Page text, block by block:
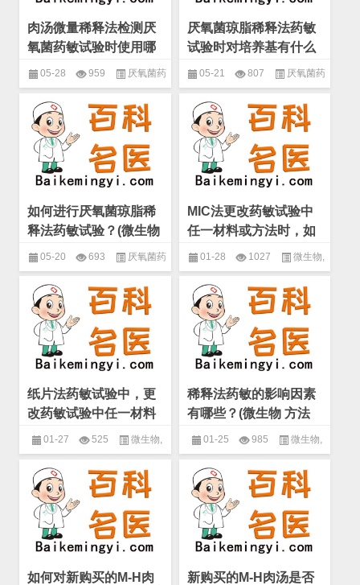
肉汤微量稀释法检测厌
氧菌药敏试验时使用哪
种培养基？(微生物 厌
氧菌药敏试验)
05-28 959 厌氧菌药
敏试验, 微生物,药物敏感性试验
厌氧菌琼脂稀释法药敏
试验时对培养基有什么
要求？(微生物 厌氧菌
药敏试验)
05-21 807 厌氧菌药
敏试验, 微生物,药物敏感性试验
如何进行厌氧菌琼脂稀
释法药敏试验？(微生物
厌氧菌药敏试验)
05-20 693 厌氧菌药
敏试验, ,药物敏感性试验
MIC法更改药敏试验中
任一材料或方法时，如
何做质量控制试验？(微
生物 方法学)
01-28 1027 微生物
方法学 药物敏感性试验
纸片法药敏试验中，更
改药敏试验中任一材料
或方法时，应如何做质
量控制试验？(微生物
方法学)
01-27 525 微生物,
方法学 药物敏感性试验
稀释法药敏的影响因素
有哪些？(微生物 方法
学) 01-25 985 微生物,
方法学 药物敏感性试验
如何对新购买的M-H肉
新购买的M-H肉汤是否